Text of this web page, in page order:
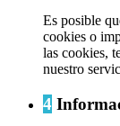
Es posible
cookies o
las cookies,
nuestro
4